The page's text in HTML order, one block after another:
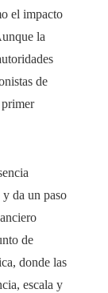
el impacto
la
de
primer
da un paso
de
donde las
escala y